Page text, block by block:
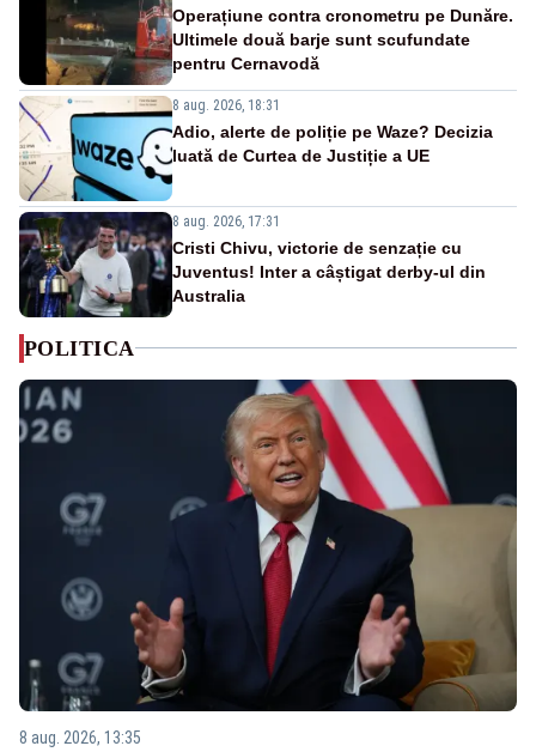
Operațiune contra cronometru pe Dunăre.
Ultimele două barje sunt scufundate
pentru Cernavodă
8 aug. 2026, 18:31
Adio, alerte de poliție pe Waze? Decizia
luată de Curtea de Justiție a UE
8 aug. 2026, 17:31
Cristi Chivu, victorie de senzație cu
Juventus! Inter a câștigat derby-ul din
Australia
POLITICA
8 aug. 2026, 13:35